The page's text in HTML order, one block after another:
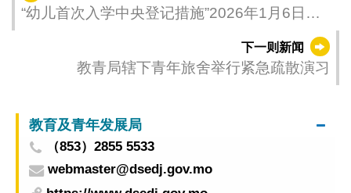
“幼儿首次入学中央登记措施”2026年1月6日至
下一则新闻
教青局辖下青年旅舍举行紧急疏散演习
教育及青年发展局
（853）2855 5533
webmaster@dsedj.gov.mo